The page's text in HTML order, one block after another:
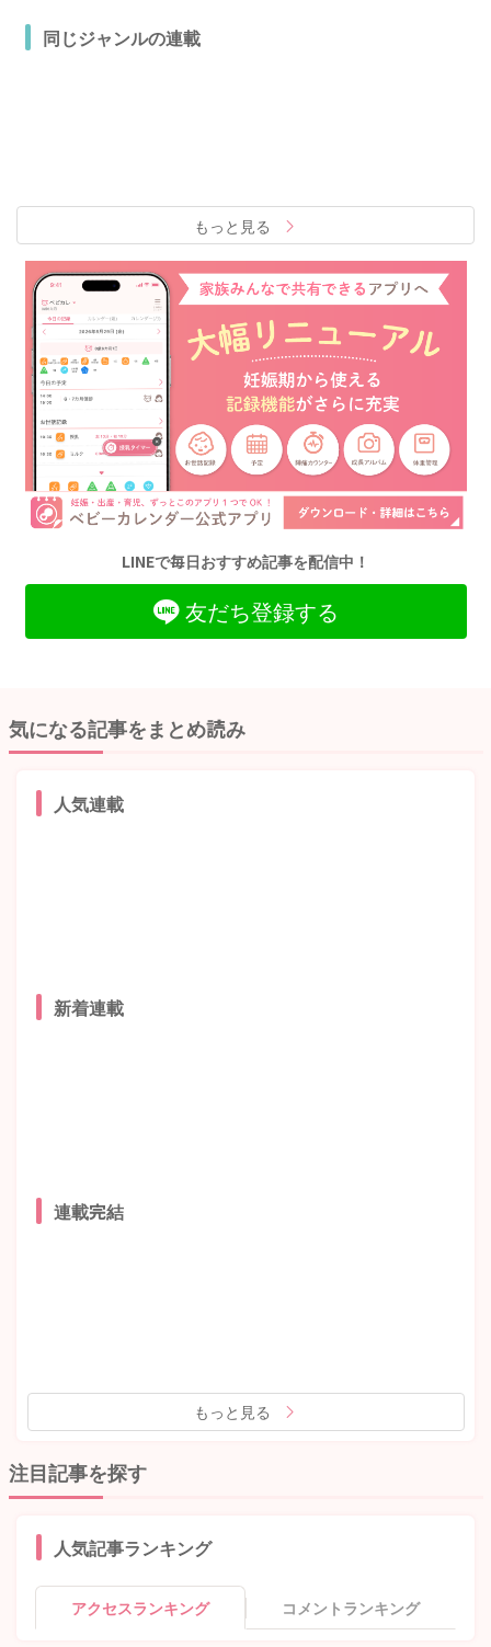
同じジャンルの連載
もっと見る
LINEで毎日おすすめ記事を配信中！
友だち登録する
気になる記事をまとめ読み
人気連載
新着連載
連載完結
もっと見る
注目記事を探す
人気記事ランキング
アクセスランキング コメントランキング